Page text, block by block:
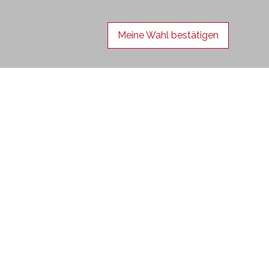
Meine Wahl bestätigen